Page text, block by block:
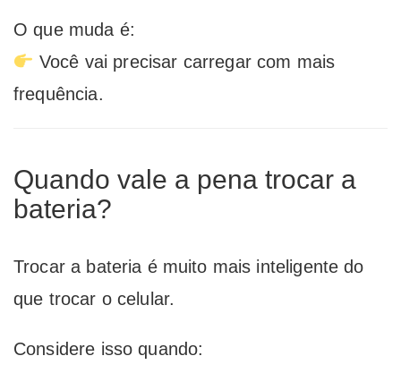
O que muda é:
Você vai precisar carregar com mais
frequência.
Quando vale a pena trocar a
bateria?
Trocar a bateria é muito mais inteligente do
que trocar o celular.
Considere isso quando: